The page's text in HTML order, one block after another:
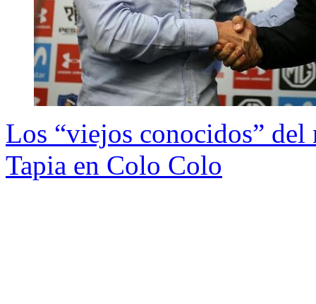
Los “viejos conocidos”
Tapia en Colo Colo